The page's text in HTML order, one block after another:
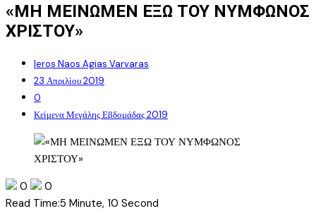
«ΜΗ ΜΕΙΝΩΜΕΝ ΕΞΩ ΤΟΥ ΝΥΜΦΩΝΟΣ
ΧΡΙΣΤΟΥ»
Ieros Naos Agias Varvaras
23 Απριλίου 2019
0
Κείμενα Μεγάλης Εβδομάδας 2019
0
0
Read Time:5 Minute, 10 Second